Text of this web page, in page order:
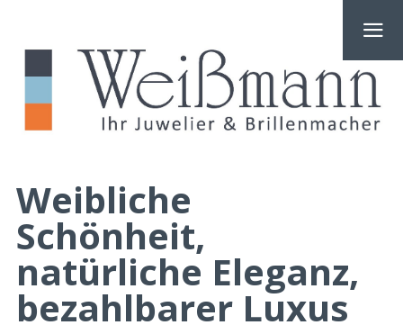
Weibliche
Schönheit,
natürliche Eleganz,
bezahlbarer Luxus